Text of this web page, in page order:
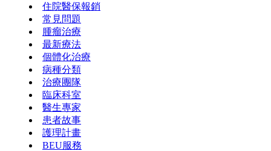
住院醫保報銷
常見問題
腫瘤治療
最新療法
個體化治療
病種分類
治療團隊
臨床科室
醫生專家
患者故事
護理計畫
BEU服務